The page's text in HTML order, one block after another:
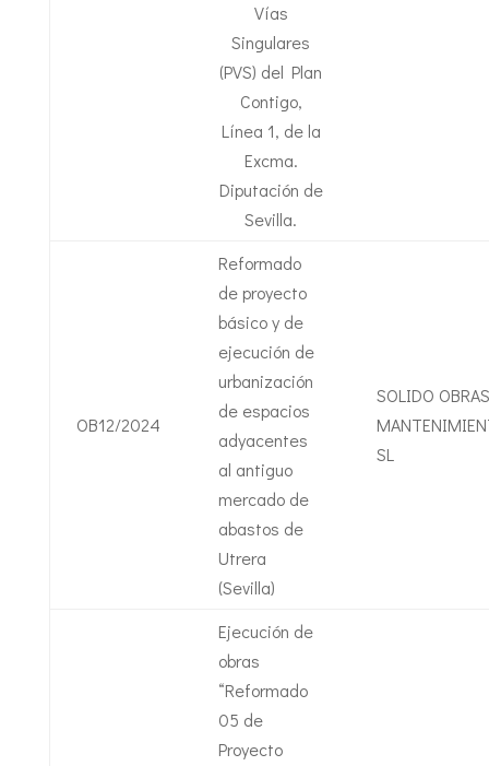
Vías
Singulares
(PVS) del Plan
Contigo,
Línea 1, de la
Excma.
Diputación de
Sevilla.
OB12/2024
Reformado
de proyecto
básico y de
ejecución de
urbanización
de espacios
adyacentes
al antiguo
mercado de
abastos de
Utrera
(Sevilla)
SOLIDO
SL
Ejecución de
obras
“Reformado
05 de
Proyecto